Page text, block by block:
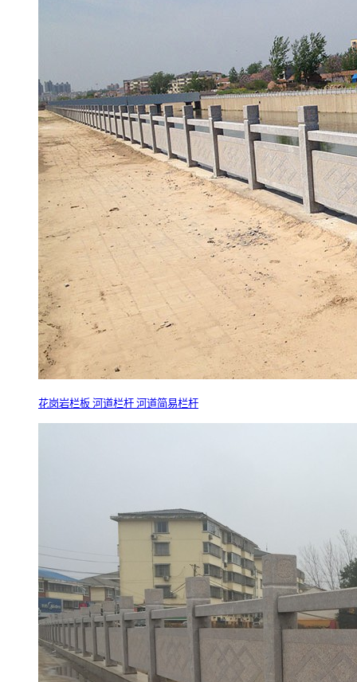
花岗岩栏板 河道栏杆 河道简易栏杆